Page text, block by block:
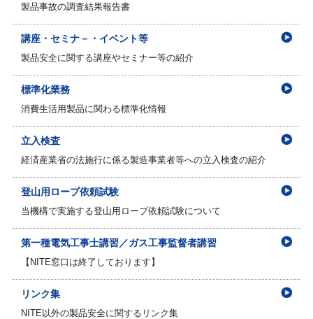
製品事故の調査結果報告書
講座・セミナ－・イベント等
製品安全に関する講座やセミナー等の紹介
標準化業務
消費生活用製品に関わる標準化情報
立入検査
経済産業省の法施行に係る製造事業者等への立入検査の紹介
登山用ロープ依頼試験
当機構で実施する登山用ロープ依頼試験について
第一種電気工事士講習／ガス工事監督者講習
【NITE窓口は終了しております】
リンク集
NITE以外の製品安全に関するリンク集